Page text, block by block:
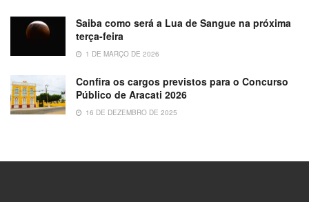
Saiba como será a Lua de Sangue na próxima
terça-feira
1 DE MARÇO DE 2026
Confira os cargos previstos para o Concurso
Público de Aracati 2026
16 DE DEZEMBRO DE 2025